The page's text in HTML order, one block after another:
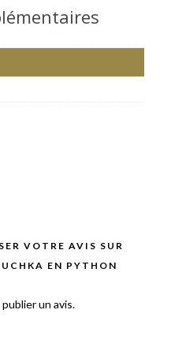
VOTRE AVIS SUR
EN PYTHON
un avis.